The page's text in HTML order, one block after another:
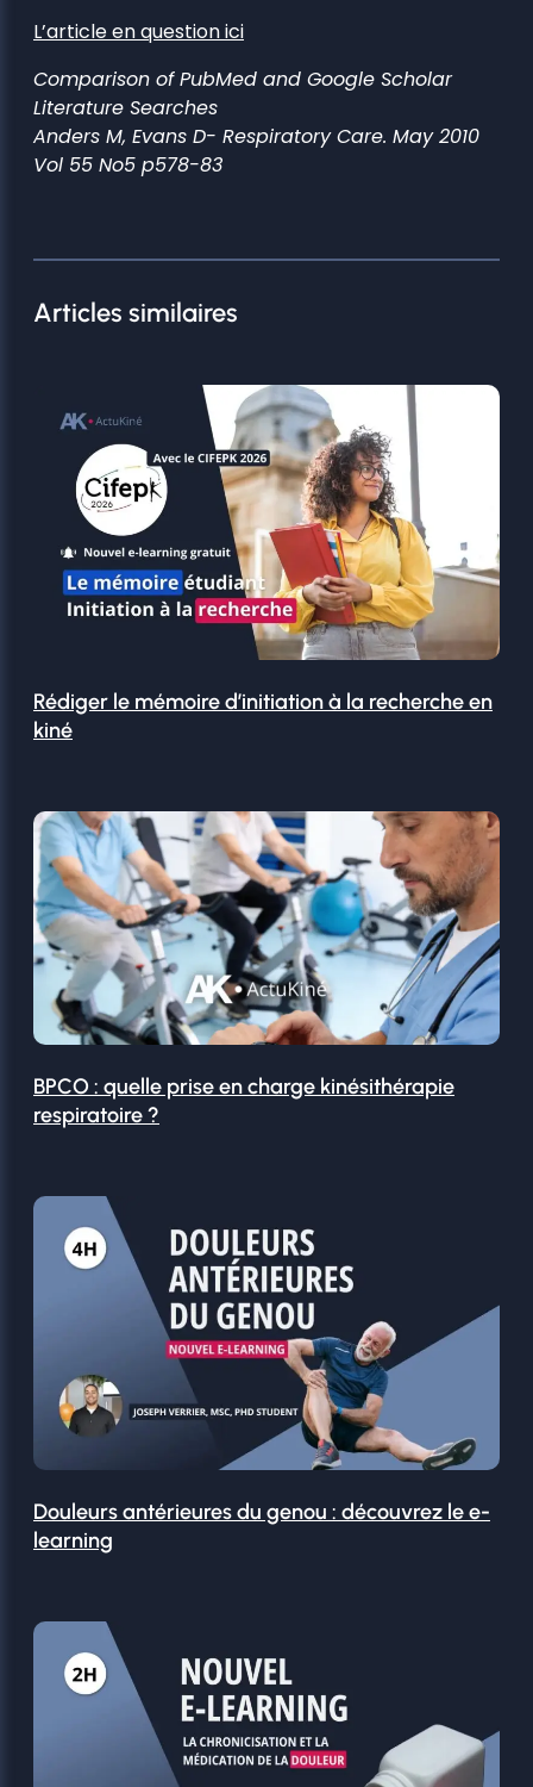
L’article en question ici
Comparison of PubMed and Google Scholar
Literature Searches
Anders M, Evans D- Respiratory Care. May 2010
Vol 55 No5 p578-83
Articles similaires
Rédiger le mémoire d’initiation à la recherche en
kiné
BPCO : quelle prise en charge kinésithérapie
respiratoire ?
Douleurs antérieures du genou : découvrez le e-
learning